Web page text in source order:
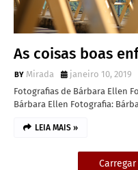
As coisas boas
Mirada
janeiro 10, 2019
Fotografias de Bárbara Ellen
Bárbara Ellen Fotografia:
LEIA MAIS »